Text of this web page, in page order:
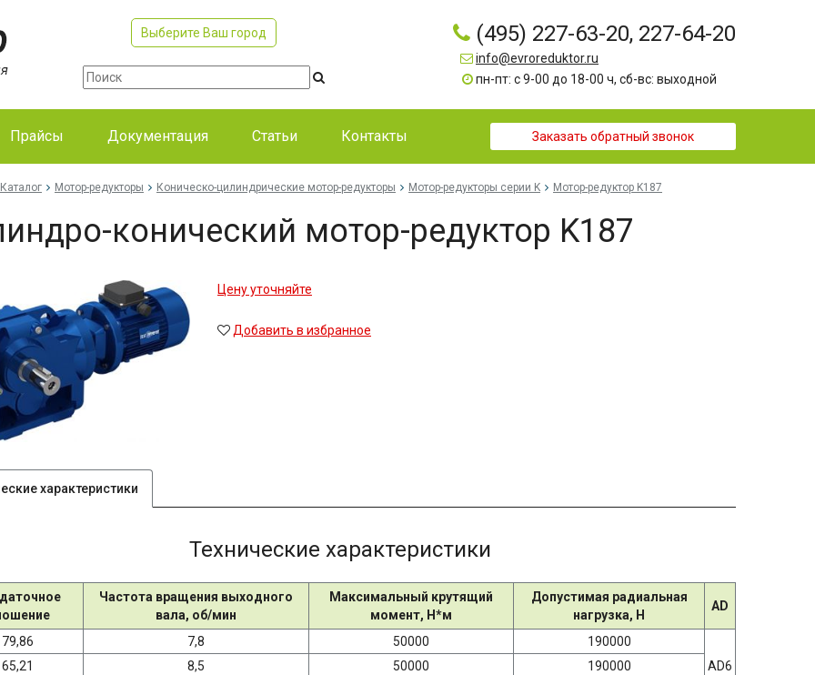
Выберите Ваш город (495) 227-63-20, 227-64-20
info@evroreduktor.ru
пн-пт: с 9-00 до 18-00 ч, сб-вс: выходной
Прайсы Документация Статьи Контакты Заказать обратный звонок
Каталог Мотор-редукторы Коническо-цилиндрические мотор-редукторы Мотор-редукторы серии K Мотор-редуктор K187
конический мотор-редуктор K187
Цену уточняйте
Добавить в избранное
характеристики
Технические характеристики
Частота вращения выходного
вала, об/мин
Максимальный крутящий
момент, Н*м
Допустимая радиальная
нагрузка, Н
AD
7,8 50000
190000
AD6
8,5 50000
190000